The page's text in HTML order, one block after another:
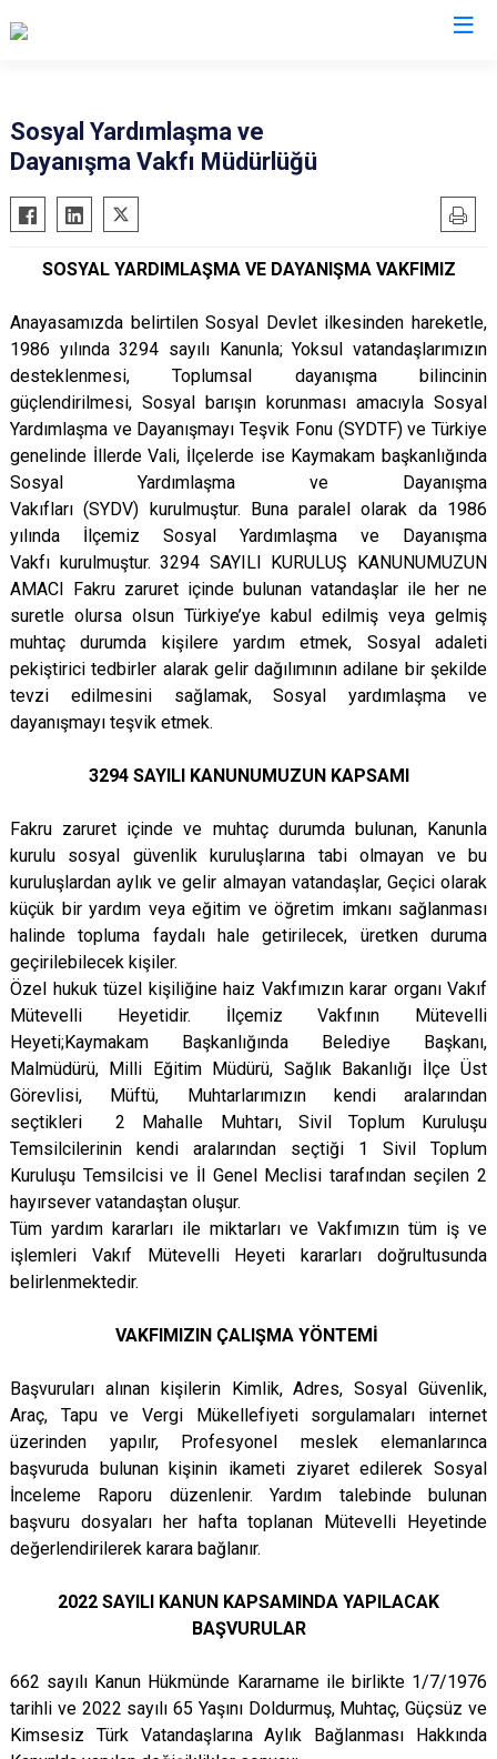
Akyurt
Altındağ
Beypazarı
Çamlıdere
Çankaya
Çubuk
Elmadağ
Etimesgut
Evren
Gölbaşı
Güdül
Haymana
Keçiören
Kızılcahamam
Mamak
Nallıhan
Polatlı
Şereflikoçhisar
Yenimahalle
Pursaklar
Sosyal Yardımlaşma ve
Dayanışma Vakfı Müdürlüğü
SOSYAL YARDIMLAŞMA VE DAYANIŞMA VAKFIMIZ
Anayasamızda belirtilen Sosyal Devlet ilkesinden hareketle,
1986 yılında 3294 sayılı Kanunla; Yoksul vatandaşlarımızın
desteklenmesi, Toplumsal dayanışma bilincinin
güçlendirilmesi, Sosyal barışın korunması amacıyla Sosyal
Yardımlaşma ve Dayanışmayı Teşvik Fonu (SYDTF) ve Türkiye
genelinde İllerde Vali, İlçelerde ise Kaymakam başkanlığında
Sosyal Yardımlaşma ve Dayanışma
Vakıfları (SYDV) kurulmuştur. Buna paralel olarak da 1986
yılında İlçemiz Sosyal Yardımlaşma ve Dayanışma
Vakfı kurulmuştur. 3294 SAYILI KURULUŞ KANUNUMUZUN
AMACI Fakru zaruret içinde bulunan vatandaşlar ile her ne
suretle olursa olsun Türkiye’ye kabul edilmiş veya gelmiş
muhtaç durumda kişilere yardım etmek, Sosyal adaleti
pekiştirici tedbirler alarak gelir dağılımının adilane bir şekilde
tevzi edilmesini sağlamak, Sosyal yardımlaşma ve
dayanışmayı teşvik etmek.
3294 SAYILI KANUNUMUZUN KAPSAMI
Fakru zaruret içinde ve muhtaç durumda bulunan, Kanunla
kurulu sosyal güvenlik kuruluşlarına tabi olmayan ve bu
kuruluşlardan aylık ve gelir almayan vatandaşlar, Geçici olarak
küçük bir yardım veya eğitim ve öğretim imkanı sağlanması
halinde topluma faydalı hale getirilecek, üretken duruma
geçirilebilecek kişiler.
Özel hukuk tüzel kişiliğine haiz Vakfımızın karar organı Vakıf
Mütevelli Heyetidir. İlçemiz Vakfının Mütevelli
Heyeti;Kaymakam Başkanlığında Belediye Başkanı,
Malmüdürü, Milli Eğitim Müdürü, Sağlık Bakanlığı İlçe Üst
Görevlisi, Müftü, Muhtarlarımızın kendi aralarından
seçtikleri 2 Mahalle Muhtarı, Sivil Toplum Kuruluşu
Temsilcilerinin kendi aralarından seçtiği 1 Sivil Toplum
Kuruluşu Temsilcisi ve İl Genel Meclisi tarafından seçilen 2
hayırsever vatandaştan oluşur.
Tüm yardım kararları ile miktarları ve Vakfımızın tüm iş ve
işlemleri Vakıf Mütevelli Heyeti kararları doğrultusunda
belirlenmektedir.
VAKFIMIZIN ÇALIŞMA YÖNTEMİ
Başvuruları alınan kişilerin Kimlik, Adres, Sosyal Güvenlik,
Araç, Tapu ve Vergi Mükellefiyeti sorgulamaları internet
üzerinden yapılır, Profesyonel meslek elemanlarınca
başvuruda bulunan kişinin ikameti ziyaret edilerek Sosyal
İnceleme Raporu düzenlenir. Yardım talebinde bulunan
başvuru dosyaları her hafta toplanan Mütevelli Heyetinde
değerlendirilerek karara bağlanır.
2022 SAYILI KANUN KAPSAMINDA YAPILACAK
BAŞVURULAR
662 sayılı Kanun Hükmünde Kararname ile birlikte 1/7/1976
tarihli ve 2022 sayılı 65 Yaşını Doldurmuş, Muhtaç, Güçsüz ve
Kimsesiz Türk Vatandaşlarına Aylık Bağlanması Hakkında